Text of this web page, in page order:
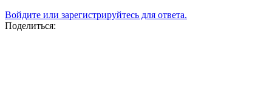
Войдите или зарегистрируйтесь для ответа.
Поделиться: